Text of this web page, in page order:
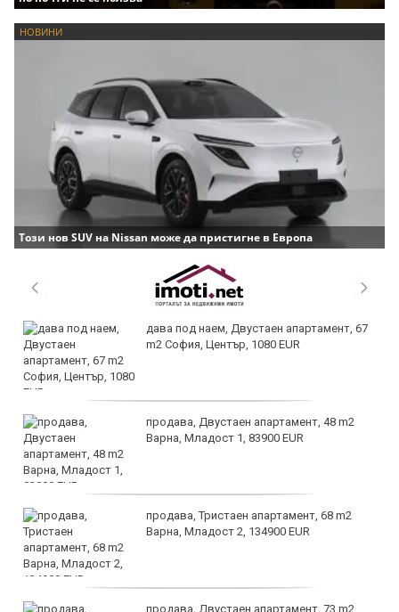
НОВИНИ
Този нов SUV на Nissan може да пристигне в Европа
дава под наем, Двустаен апартамент, 67
m2 София, Център, 1080 EUR
продава, Двустаен апартамент, 48 m2
Варна, Младост 1, 83900 EUR
продава, Тристаен апартамент, 68 m2
Варна, Младост 2, 134900 EUR
продава, Двустаен апартамент, 73 m2